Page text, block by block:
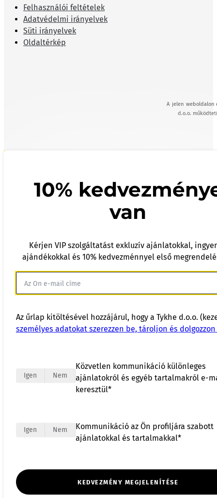
Felhasználói feltételek
Adatvédelmi irányelvek
Süti irányelvek
Oldaltérkép
A jelen weboldalon
d.o.o.
10%
van
Kérjen VIP szolgáltatást exkluzív ajánlatokkal,
ajándékokkal és 10% kedvezménnyel első
Az űrlap kitöltésével hozzájárul, hogy a Tykhe d.o.o.
személyes adatokat szerezzen be, tároljon és
Igen Nem
Közvetlen kommunikáció különleges
ajánlatokról és egyéb tartalmakról e-
keresztül*
Igen Nem
Kommunikáció az Ön profiljára szabott
ajánlatokkal és tartalmakkal*
KEDVEZMÉNY MEGJELENÍTÉSE